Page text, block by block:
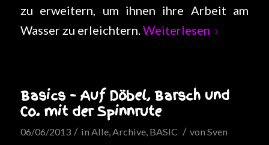
zu erweitern, um ihnen ihre Arbeit am
Wasser zu erleichtern.Weiterlesen
Basics – Auf Döbel, Barsch und
Co. mit der Spinnrute
06/06/2013 / in Alle,Archive, BASIC / von Sven